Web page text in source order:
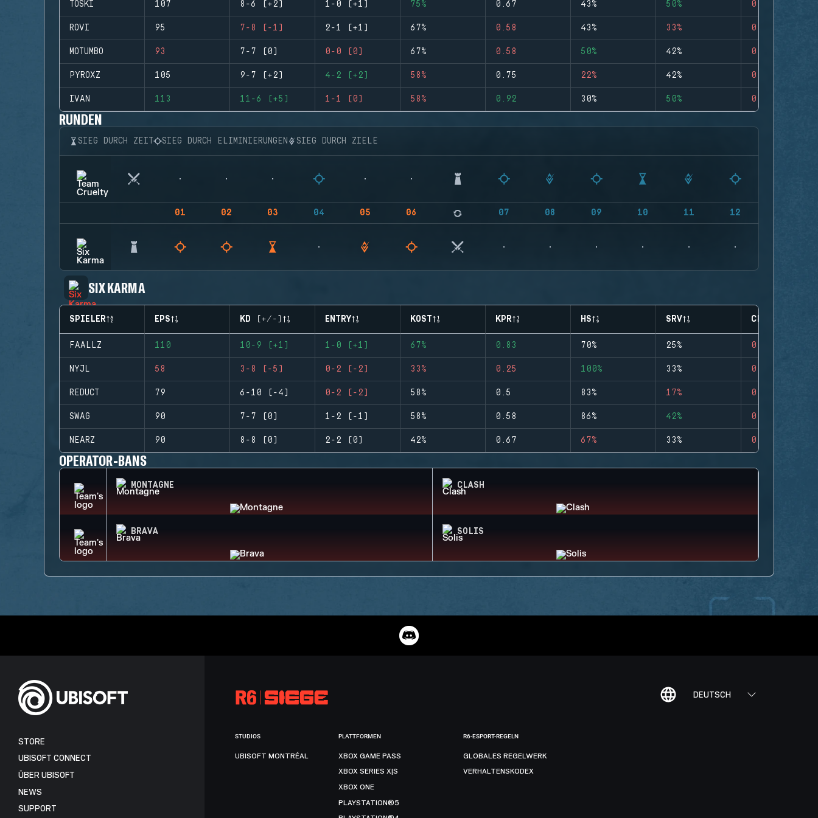
TOSKI 107 8-6 (+2) 1-0 (+1) 75% 0.67 43% 50% 0
ROVI 95 7-8 (-1) 2-1 (+1) 67% 0.58 43% 33% 0
MOTUMBO 93 7-7 (0) 0-0 (0) 67% 0.58 50% 42% 0
PYROXZ 105 9-7 (+2) 4-2 (+2) 58% 0.75 22% 42% 0
IVAN 113 11-6 (+5) 1-1 (0) 58% 0.92 30% 50% 0
RUNDEN
SIEG DURCH ZEIT SIEG DURCH ELIMINIERUNGEN SIEG DURCH ZIELE
01 02 03 04 05 06 07 08 09 10 11 12
SIX KARMA
SPIELER EPS KD (+/-) ENTRY KOST KPR HS SRV CLUTCHES
FAALLZ 110 10-9 (+1) 1-0 (+1) 67% 0.83 70% 25% 0
NYJL 58 3-8 (-5) 0-2 (-2) 33% 0.25 100% 33% 0
REDUCT 79 6-10 (-4) 0-2 (-2) 58% 0.5 83% 17% 0
SWAG 90 7-7 (0) 1-2 (-1) 58% 0.58 86% 42% 0
NEARZ 90 8-8 (0) 2-2 (0) 42% 0.67 67% 33% 0
OPERATOR-BANS
MONTAGNE CLASH
BRAVA SOLIS
DEUTSCH
STORE
UBISOFT CONNECT
ÜBER UBISOFT
NEWS
SUPPORT
STUDIOS
UBISOFT MONTRÉAL
PLATTFORMEN
XBOX GAME PASS
XBOX SERIES X|S
XBOX ONE
PLAYSTATION®5
R6-ESPORT-REGELN
GLOBALES REGELWERK
VERHALTENSKODEX